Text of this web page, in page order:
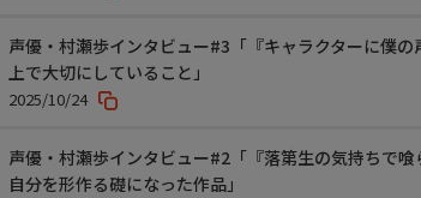
声優・村瀬歩インタビュー#3「『キャラクターに僕
上で大切にしていること」
2025/10/24
声優・村瀬歩インタビュー#2「『落第生の気持ちで
自分を形作る礎になった作品」